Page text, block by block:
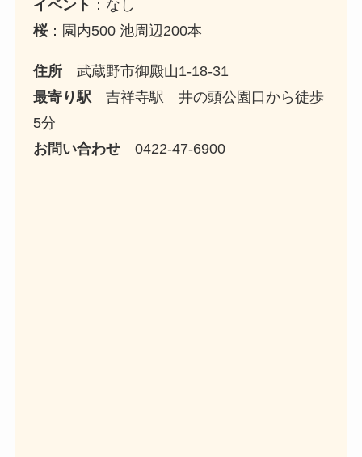
イベント ：なし
桜：園内500 池周辺200本
住所 武蔵野市御殿山1-18-31
最寄り駅 吉祥寺駅 井の頭公園口から徒歩
5分
お問い合わせ 0422-47-6900